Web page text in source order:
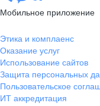
10 этаж, помещение
pr@rabota.by
Алматы
пр. Абая, д. 151, БЦ
12 этаж, офис 1209
Мобильное приложение
Этика и комплаенс
Оказание услуг
Использование сайтов
Защита персональных
Пользовательское
ИТ аккредитация